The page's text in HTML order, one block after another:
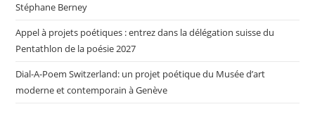
Stéphane Berney
Appel à projets poétiques : entrez dans la délégation suisse du
Pentathlon de la poésie 2027
Dial-A-Poem Switzerland: un projet poétique du Musée d’art
moderne et contemporain à Genève